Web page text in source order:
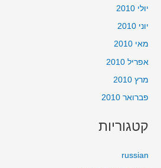
יולי 2010
יוני 2010
מאי 2010
אפריל 2010
מרץ 2010
פברואר 2010
קטגוריות
russian